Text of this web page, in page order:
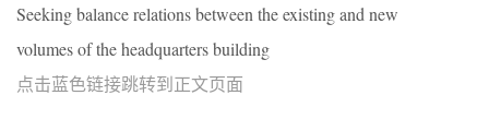
Seeking balance relations between the existing and new
volumes of the headquarters building
点击蓝色链接跳转到正文页面